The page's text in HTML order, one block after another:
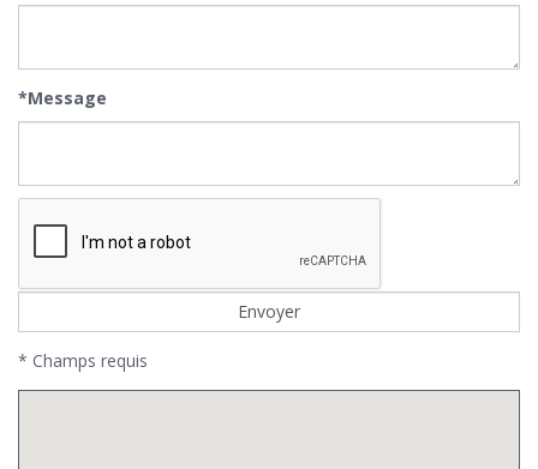
*Message
* Champs requis